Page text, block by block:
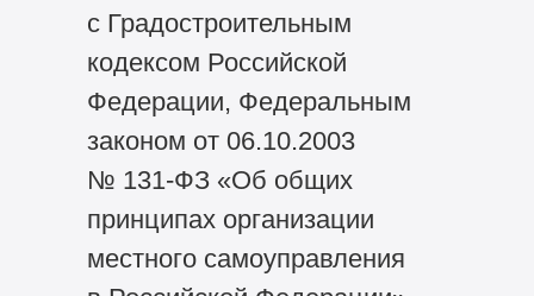
с Градостроительным
кодексом Российской
Федерации, Федеральным
законом от 06.10.2003
№ 131-ФЗ «Об общих
принципах организации
местного самоуправления